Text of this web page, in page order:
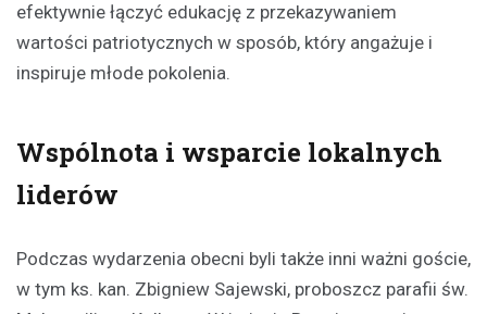
efektywnie łączyć edukację z przekazywaniem
wartości patriotycznych w sposób, który angażuje i
inspiruje młode pokolenia.
Wspólnota i wsparcie lokalnych
liderów
Podczas wydarzenia obecni byli także inni ważni goście,
w tym ks. kan. Zbigniew Sajewski, proboszcz parafii św.